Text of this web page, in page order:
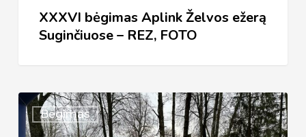
XXXVI bėgimas Aplink Želvos ežerą
Suginčiuose – REZ, FOTO
Bėgimas
XXXVI
TRADICINIS